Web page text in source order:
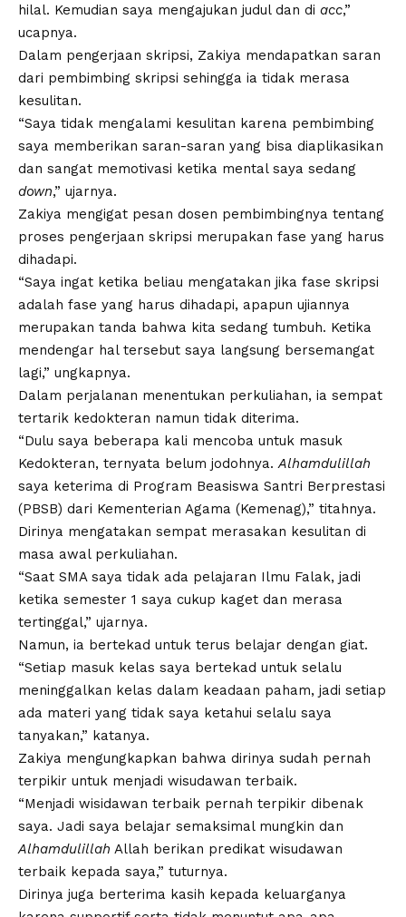
hilal. Kemudian saya mengajukan judul dan di acc,”
ucapnya.
Dalam pengerjaan skripsi, Zakiya mendapatkan saran
dari pembimbing skripsi sehingga ia tidak merasa
kesulitan.
“Saya tidak mengalami kesulitan karena pembimbing
saya memberikan saran-saran yang bisa diaplikasikan
dan sangat memotivasi ketika mental saya sedang
down,” ujarnya.
Zakiya mengigat pesan dosen pembimbingnya tentang
proses pengerjaan skripsi merupakan fase yang harus
dihadapi.
“Saya ingat ketika beliau mengatakan jika fase skripsi
adalah fase yang harus dihadapi, apapun ujiannya
merupakan tanda bahwa kita sedang tumbuh. Ketika
mendengar hal tersebut saya langsung bersemangat
lagi,” ungkapnya.
Dalam perjalanan menentukan perkuliahan, ia sempat
tertarik kedokteran namun tidak diterima.
“Dulu saya beberapa kali mencoba untuk masuk
Kedokteran, ternyata belum jodohnya.Alhamdulillah
saya keterima di Program Beasiswa Santri Berprestasi
(PBSB) dari Kementerian Agama (Kemenag),” titahnya.
Dirinya mengatakan sempat merasakan kesulitan di
masa awal perkuliahan.
“Saat SMA saya tidak ada pelajaran Ilmu Falak, jadi
ketika semester 1 saya cukup kaget dan merasa
tertinggal,” ujarnya.
Namun, ia bertekad untuk terus belajar dengan giat.
“Setiap masuk kelas saya bertekad untuk selalu
meninggalkan kelas dalam keadaan paham, jadi setiap
ada materi yang tidak saya ketahui selalu saya
tanyakan,” katanya.
Zakiya mengungkapkan bahwa dirinya sudah pernah
terpikir untuk menjadi wisudawan terbaik.
“Menjadi wisidawan terbaik pernah terpikir dibenak
saya. Jadi saya belajar semaksimal mungkin dan
Alhamdulillah Allah berikan predikat wisudawan
terbaik kepada saya,” tuturnya.
Dirinya juga berterima kasih kepada keluarganya